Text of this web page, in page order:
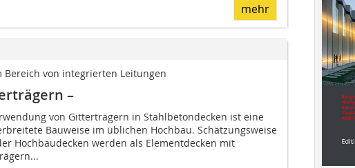
mehr
von integrierten Leitungen
–
von Gitterträgern in Stahlbetondecken ist eine
Bauweise im üblichen Hochbau. Schätzungsweise
Hochbaudecken werden als Elementdecken mit